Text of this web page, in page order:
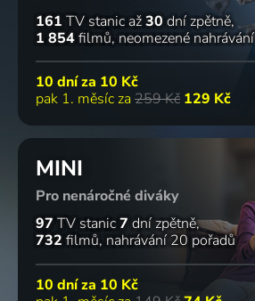
161 TV stanic až30 dní zpětně
1 854filmů neomezené nahrávání
10 dní za 10 Kč
pak 1. měsíc za 259 Kč 129 Kč
MINI
Pro nenáročné diváky
97 TV stanic7 dní zpětně
732 filmů nahrávání 20 pořadů
10 dní za 10 Kč